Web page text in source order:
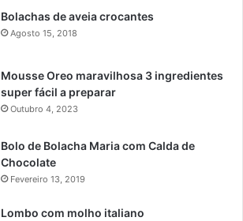
Bolachas de aveia crocantes
Agosto 15, 2018
Mousse Oreo maravilhosa 3 ingredientes
super fácil a preparar
Outubro 4, 2023
Bolo de Bolacha Maria com Calda de
Chocolate
Fevereiro 13, 2019
Lombo com molho italiano